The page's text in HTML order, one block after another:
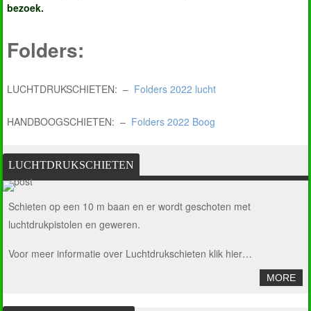
bezoek.
Folders:
LUCHTDRUKSCHIETEN: – Folders 2022 lucht
HANDBOOGSCHIETEN: – Folders 2022 Boog
LUCHTDRUKSCHIETEN
Schieten op een 10 m baan en er wordt geschoten met
luchtdrukpistolen en geweren.
Voor meer informatie over Luchtdrukschietenklik hier…
MORE